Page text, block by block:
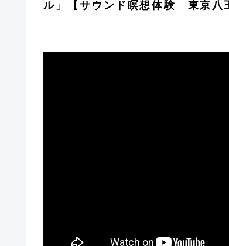
ル」【サウンド瞑想体験 東京八